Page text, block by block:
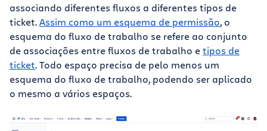
associando diferentes fluxos a diferentes tipos de
ticket.Assim como um esquema de permissão, o
esquema do fluxo de trabalho se refere ao conjunto
de associações entre fluxos de trabalho etipos de
ticket. Todo espaço precisa de pelo menos um
esquema do fluxo de trabalho, podendo ser aplicado
o mesmo a vários espaços.